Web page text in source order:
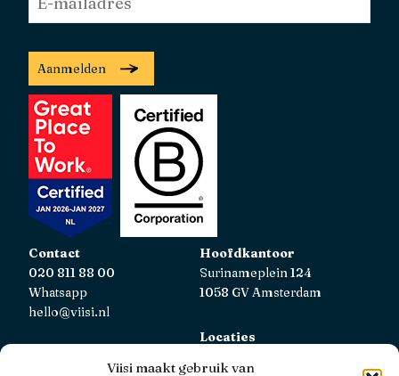
Viisi maakt gebruik van
mailadres *
Aanmelden
Contact
020 811 88 00
Whatsapp
hello@viisi.nl
Hoofdkantoor
Surinameplein 124
1058 GV Amsterdam
Locaties